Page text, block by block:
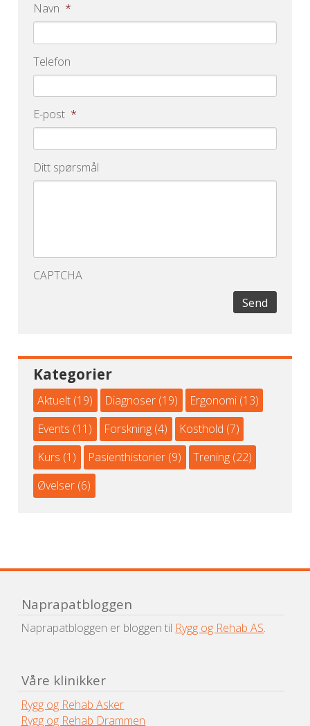
Navn *
Telefon
E-post *
Ditt spørsmål
CAPTCHA
Send
Kategorier
Aktuelt (19) Diagnoser (19) Ergonomi(13)
Events (11) Forskning (4) Kosthold (7)
Kurs (1) Pasienthistorier (9) Trening(22)
Øvelser (6)
Naprapatbloggen
Naprapatbloggen er bloggen til Rygg og Rehab AS.
Våre klinikker
Rygg og Rehab Asker
Rygg og Rehab Drammen